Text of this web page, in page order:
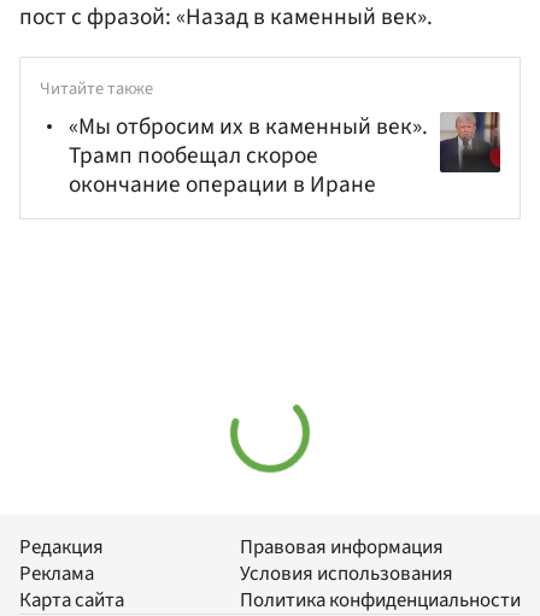
пост с фразой: «Назад в каменный век».
Читайте также
«Мы отбросим их в каменный век».
Трамп пообещал скорое
окончание операции в Иране
Редакция
Реклама
Карта сайта
Правовая информация
Условия использования
Политика конфиденциальности